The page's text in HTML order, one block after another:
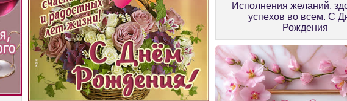
Исполнения желаний,
успехов во всем. С
Рождения